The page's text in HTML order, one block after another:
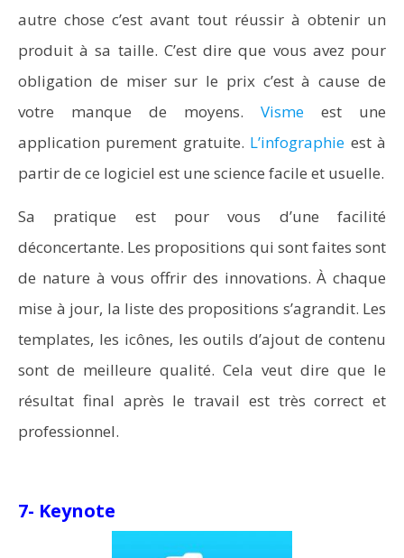
autre chose c’est avant tout réussir à obtenir un
produit à sa taille. C’est dire que vous avez pour
obligation de miser sur le prix c’est à cause de
votre manque de moyens. Visme est une
application purement gratuite. L’infographie est à
partir de ce logiciel est une science facile et usuelle.
Sa pratique est pour vous d’une facilité
déconcertante. Les propositions qui sont faites sont
de nature à vous offrir des innovations. À chaque
mise à jour, la liste des propositions s’agrandit. Les
templates, les icônes, les outils d’ajout de contenu
sont de meilleure qualité. Cela veut dire que le
résultat final après le travail est très correct et
professionnel.
7- Keynote